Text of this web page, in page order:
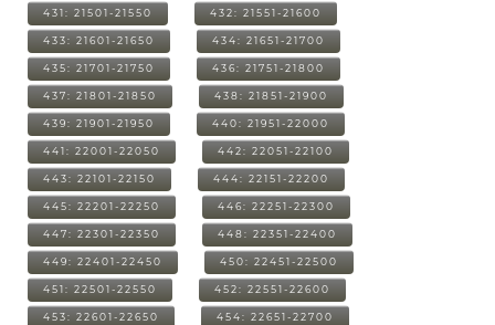
431: 21501-21550 432: 21551-21600
433: 21601-21650 434: 21651-21700
435: 21701-21750 436: 21751-21800
437: 21801-21850 438: 21851-21900
439: 21901-21950 440: 21951-22000
441: 22001-22050 442: 22051-22100
443: 22101-22150 444: 22151-22200
445: 22201-22250 446: 22251-22300
447: 22301-22350 448: 22351-22400
449: 22401-22450 450: 22451-22500
451: 22501-22550 452: 22551-22600
453: 22601-22650 454: 22651-22700